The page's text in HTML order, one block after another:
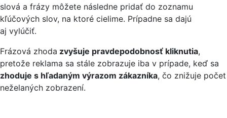
slová a frázy môžete následne pridať do zoznamu
kľúčových slov, na ktoré cielime. Prípadne sa dajú
aj vylúčiť.
Frázová zhoda zvyšuje pravdepodobnosť kliknutia,
pretože reklama sa stále zobrazuje iba v prípade, keď sa
zhoduje s hľadaným výrazom zákazníka, čo znižuje počet
neželaných zobrazení.